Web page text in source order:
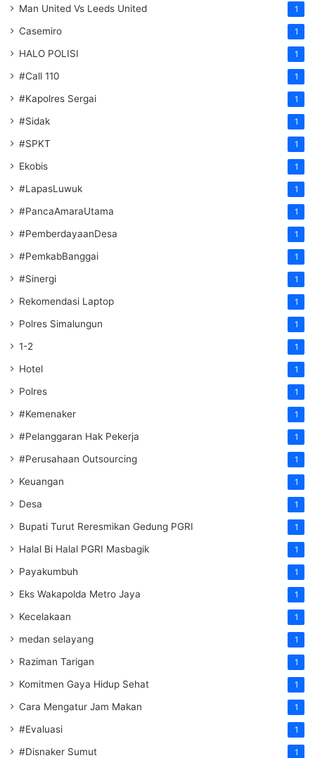
Man United Vs Leeds United 1
Casemiro 1
HALO POLISI 1
#Call 110 1
#Kapolres Sergai 1
#Sidak 1
#SPKT 1
Ekobis 1
#LapasLuwuk 1
#PancaAmaraUtama 1
#PemberdayaanDesa 1
#PemkabBanggai 1
#Sinergi 1
Rekomendasi Laptop 1
Polres Simalungun 1
1-2 1
Hotel 1
Polres 1
#Kemenaker 1
#Pelanggaran Hak Pekerja 1
#Perusahaan Outsourcing 1
Keuangan 1
Desa 1
Bupati Turut Reresmikan Gedung PGRI 1
Halal Bi Halal PGRI Masbagik 1
Payakumbuh 1
Eks Wakapolda Metro Jaya 1
Kecelakaan 1
medan selayang 1
Raziman Tarigan 1
Komitmen Gaya Hidup Sehat 1
Cara Mengatur Jam Makan 1
#Evaluasi 1
#Disnaker Sumut 1